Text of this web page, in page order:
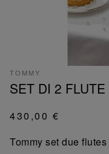
TOMMY
SET DI 2
430,00 €
Tommy set due